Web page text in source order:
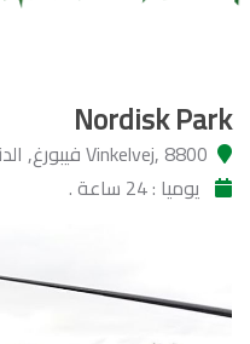
Nordisk Park
Vinkelvej, 8800 فيبورغ, الدنمارك
يوميا : 24 ساعة .